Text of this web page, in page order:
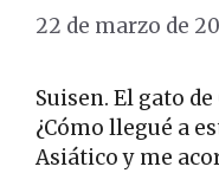
22 de marzo de
Suisen. El gato
¿Cómo llegué a
Asiático y me